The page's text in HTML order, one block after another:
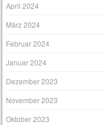
April 2024
März 2024
Februar 2024
Januar 2024
Dezember 2023
November 2023
Oktober 2023